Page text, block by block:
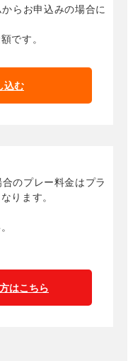
らお申込みの場合に
です。
込む
のプレー料金はプラ
ります。
はこちら